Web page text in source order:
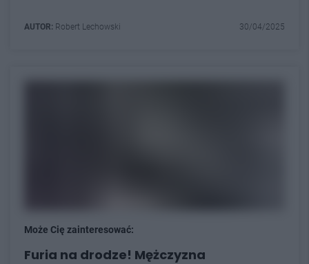
AUTOR: Robert Lechowski 30/04/2025
Może Cię zainteresować:
Furia na drodze! Mężczyzna